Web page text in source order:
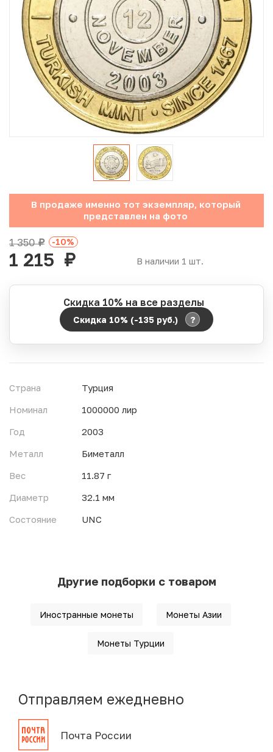
Юбилейные монеты Банка России (с 1999 года)
Памятные и инвестиционные монеты СССР и России
Иностранные монеты
Неофициальные выпуски монет (Unusual)
Античные и средневековые монеты
В продаже именно тот экземпляр, который
представлен на фото
В наличии 1 шт.
1 350руб. -10%
1 215 руб.
Скидка 10% на все разделы
Скидка 10% (-135 руб.) ?
Период действия акции:
Время до окончания:
10
Страна
Турция
Номинал
1000000 лир
Год
2003
Металл
Биметалл
Вес
11.87 г
Диаметр
32.1 мм
Состояние
UNC
Другие подборки с товаром
Иностранные монеты Монеты Азии
Монеты Турции
Отправляем ежедневно
Почта России